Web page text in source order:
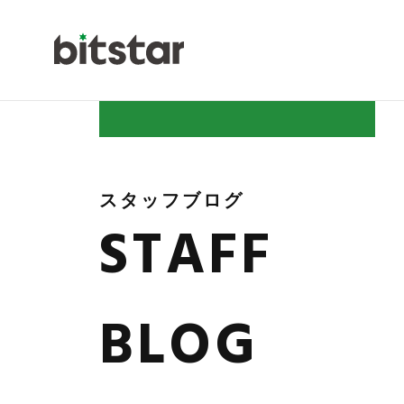
NEWS
COMPANY
スタッフブログ
STAFF
BLOG